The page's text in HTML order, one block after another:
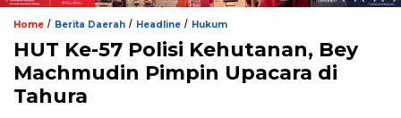
Home / Berita Daerah / Headline / Hukum
HUT Ke-57 Polisi Kehutanan, Bey
Machmudin Pimpin Upacara di
Tahura